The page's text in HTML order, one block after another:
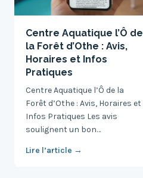
Centre Aquatique l’Ô de
la Forêt d’Othe : Avis,
Horaires et Infos
Pratiques
Centre Aquatique l’Ô de la
Forêt d’Othe : Avis, Horaires et
Infos Pratiques Les avis
soulignent un bon…
Lire l’article →